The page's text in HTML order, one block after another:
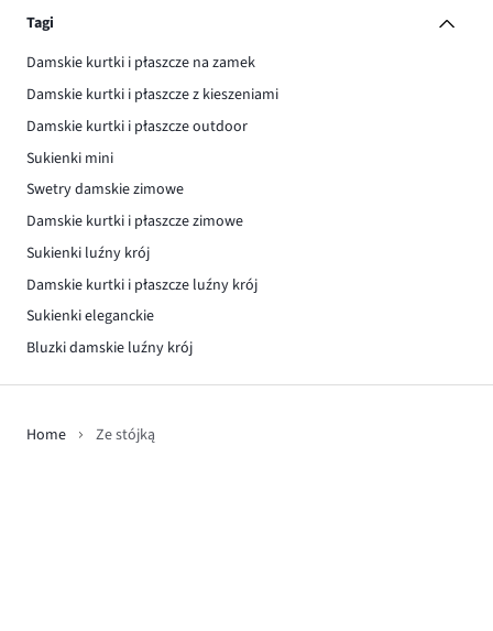
Tagi
Damskie kurtki i płaszcze na zamek
Damskie kurtki i płaszcze z kieszeniami
Damskie kurtki i płaszcze outdoor
Sukienki mini
Swetry damskie zimowe
Damskie kurtki i płaszcze zimowe
Sukienki luźny krój
Damskie kurtki i płaszcze luźny krój
Sukienki eleganckie
Bluzki damskie luźny krój
Home Ze stójką